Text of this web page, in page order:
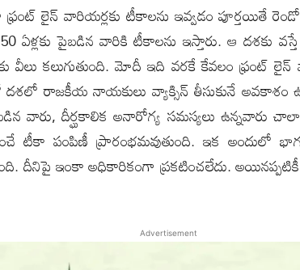
లైన్ వారియర్ల‌కు టీకాల‌ను ఇవ్వ‌డం పూర్త‌యితే
ఏళ్ల‌కు పైబ‌డిన వారికి టీకాల‌ను ఇస్తారు. ఆ ద‌శ‌కు
వీలు క‌లుగుతుంది. మోదీ ఇది వ‌ర‌కే కేవ‌లం ఫ్రంట్
రాజ‌కీయ నాయ‌కులు వ్యాక్సిన్ తీసుకునే అవ‌కాశం
వారు, దీర్ఘ‌కాలిక అనారోగ్య స‌మ‌స్య‌లు ఉన్న‌వారు
టీకా పంపిణీ ప్రారంభ‌మ‌వుతుంది. ఇక అందులో
దీనిపై ఇంకా అధికారికంగా ప్ర‌క‌టించ‌లేదు.
Advertisement